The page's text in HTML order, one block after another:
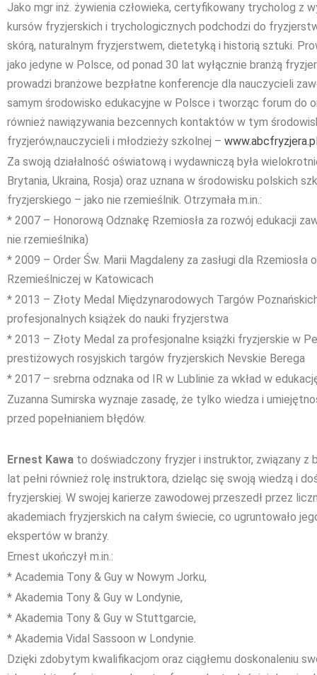
Jako mgr inż. żywienia człowieka, certyfikowany trycholog z
kursów fryzjerskich i trychologicznych podchodzi do
skórą, naturalnym fryzjerstwem, dietetyką i historią sztuki.
jako jedyne w Polsce, od ponad 30 lat wyłącznie branżą
prowadzi branżowe bezpłatne konferencje dla nauczycieli
samym środowisko edukacyjne w Polsce i tworząc forum do
również nawiązywania bezcennych kontaktów w tym
fryzjerów,nauczycieli i młodzieży szkolnej –
Za swoją działalność oświatową i wydawniczą była
Brytania, Ukraina, Rosja) oraz uznana w środowisku polskich
fryzjerskiego – jako nie rzemieślnik. Otrzymała m.in.:
* 2007 – Honorową Odznakę Rzemiosła za rozwój edukacji
nie rzemieślnika)
* 2009 – Order Św. Marii Magdaleny za zasługi dla Rzemiosła
Rzemieślniczej w Katowicach
* 2013 – Złoty Medal Międzynarodowych Targów
profesjonalnych książek do nauki fryzjerstwa
* 2013 – Złoty Medal za profesjonalne książki fryzjerskie w
prestiżowych rosyjskich targów fryzjerskich Nevskie Berega
* 2017 – srebrna odznaka od IR w Lublinie za wkład w
Zuzanna Sumirska wyznaje zasadę, że tylko wiedza i
przed popełnianiem błędów.
Ernest Kawa to doświadczony fryzjer i instruktor, związany z
lat pełni również rolę instruktora, dzieląc się swoją wiedzą i
fryzjerskiej. W swojej karierze zawodowej przeszedł przez
akademiach fryzjerskich na całym świecie, co ugruntowało
ekspertów w branży.
Ernest ukończył m.in.:
* Academia Tony & Guy w Nowym Jorku,
* Akademia Tony & Guy w Londynie,
* Akademia Tony & Guy w Stuttgarcie,
* Akademia Vidal Sassoon w Londynie.
Dzięki zdobytym kwalifikacjom oraz ciągłemu doskonaleniu